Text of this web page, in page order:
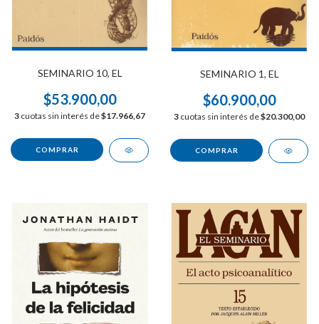
SEMINARIO 10, EL
$53.900,00
3 cuotas sin interés de$17.966,67
SEMINARIO 1, EL
$60.900,00
3 cuotas sin interés de$20.300,00